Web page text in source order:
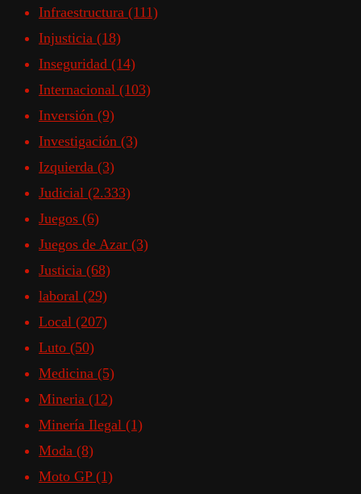
Infraestructura (111)
Injusticia (18)
Inseguridad (14)
Internacional (103)
Inversión (9)
Investigación (3)
Izquierda (3)
Judicial (2.333)
Juegos (6)
Juegos de Azar (3)
Justicia (68)
laboral (29)
Local (207)
Luto (50)
Medicina (5)
Mineria (12)
Minería Ilegal (1)
Moda (8)
Moto GP (1)